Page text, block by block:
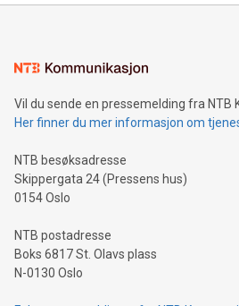
Vil du sende en pressemelding fra NTB
Her finner du mer informasjon om
NTB besøksadresse
Skippergata 24 (Pressens hus)
0154 Oslo
NTB postadresse
Boks 6817 St. Olavs plass
N-0130 Oslo